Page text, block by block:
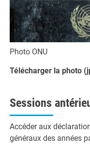
Photo ONU
Télécharger la photo
Sessions
Accéder aux
généraux des années